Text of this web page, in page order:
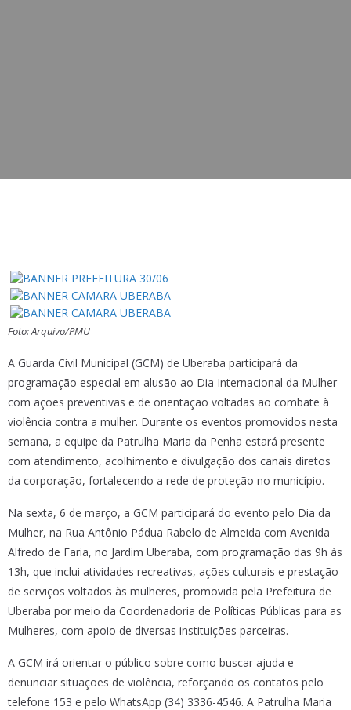
Foto: Arquivo/PMU
A Guarda Civil Municipal (GCM) de Uberaba participará da
programação especial em alusão ao Dia Internacional da Mulher
com ações preventivas e de orientação voltadas ao combate à
violência contra a mulher. Durante os eventos promovidos nesta
semana, a equipe da Patrulha Maria da Penha estará presente
com atendimento, acolhimento e divulgação dos canais diretos
da corporação, fortalecendo a rede de proteção no município.
Na sexta, 6 de março, a GCM participará do evento pelo Dia da
Mulher, na Rua Antônio Pádua Rabelo de Almeida com Avenida
Alfredo de Faria, no Jardim Uberaba, com programação das 9h às
13h, que inclui atividades recreativas, ações culturais e prestação
de serviços voltados às mulheres, promovida pela Prefeitura de
Uberaba por meio da Coordenadoria de Políticas Públicas para as
Mulheres, com apoio de diversas instituições parceiras.
A GCM irá orientar o público sobre como buscar ajuda e
denunciar situações de violência, reforçando os contatos pelo
telefone 153 e pelo WhatsApp (34) 3336-4546. A Patrulha Maria